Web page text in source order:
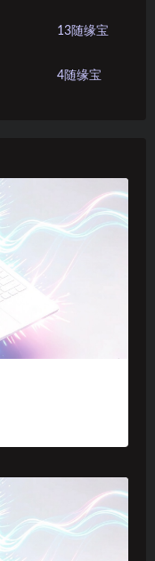
13随缘宝
4随缘宝